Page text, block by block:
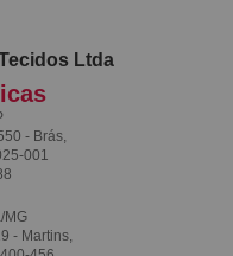
Ltda
- Brás,
001
MG
- Martins,